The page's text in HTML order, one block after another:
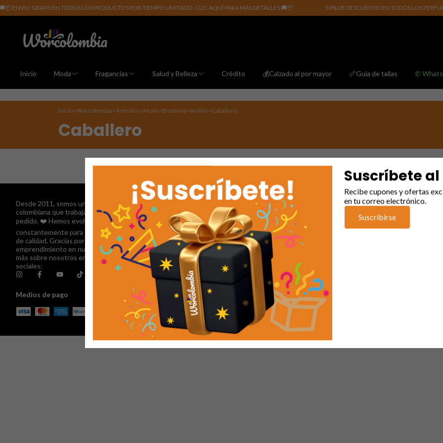
ENVIO GRATIS EN TODOS LOS PRODUCTOS POR TIEMPO LIMITADO. CLIC AQUÍ PARA MÁS DETALLES 🚚📦 50% DE DESCUENTO EN TODOS LOS
Inicio Moda Fragancias Salud y Belleza Crédito 💰Calzado al por mayor 📏Guía de tallas ✆
Inicio>Worcolombia>Artículos>Moda>Bisutería>Anillos>Caballero
Caballero
Próximamente
Desde 2011, somos una tienda en línea 100%
colombiana que trabaja con pasión en cada
pedido. ❤️ Hemos evolucionado
constantemente para ofrecerte un servicio
de calidad. Gracias por apoyar el talento y el
emprendimiento en nuestro país. Conoce
más sobre nosotros en nuestras redes
sociales:
Suscríbete al Newsletter
Formulario de contacto
Formulario de Devolución
Formulario Peticiones, Quejas y Reclamos
Formulario de afiliación Ventas por Catálogo
Escríbenos por WhatsApp
Visita nuestro Blog
Enlaces de interés
Medios de pago
Suscríbete
Recibe cupones y ofertas
en tu correo electrónico.
Suscribirse